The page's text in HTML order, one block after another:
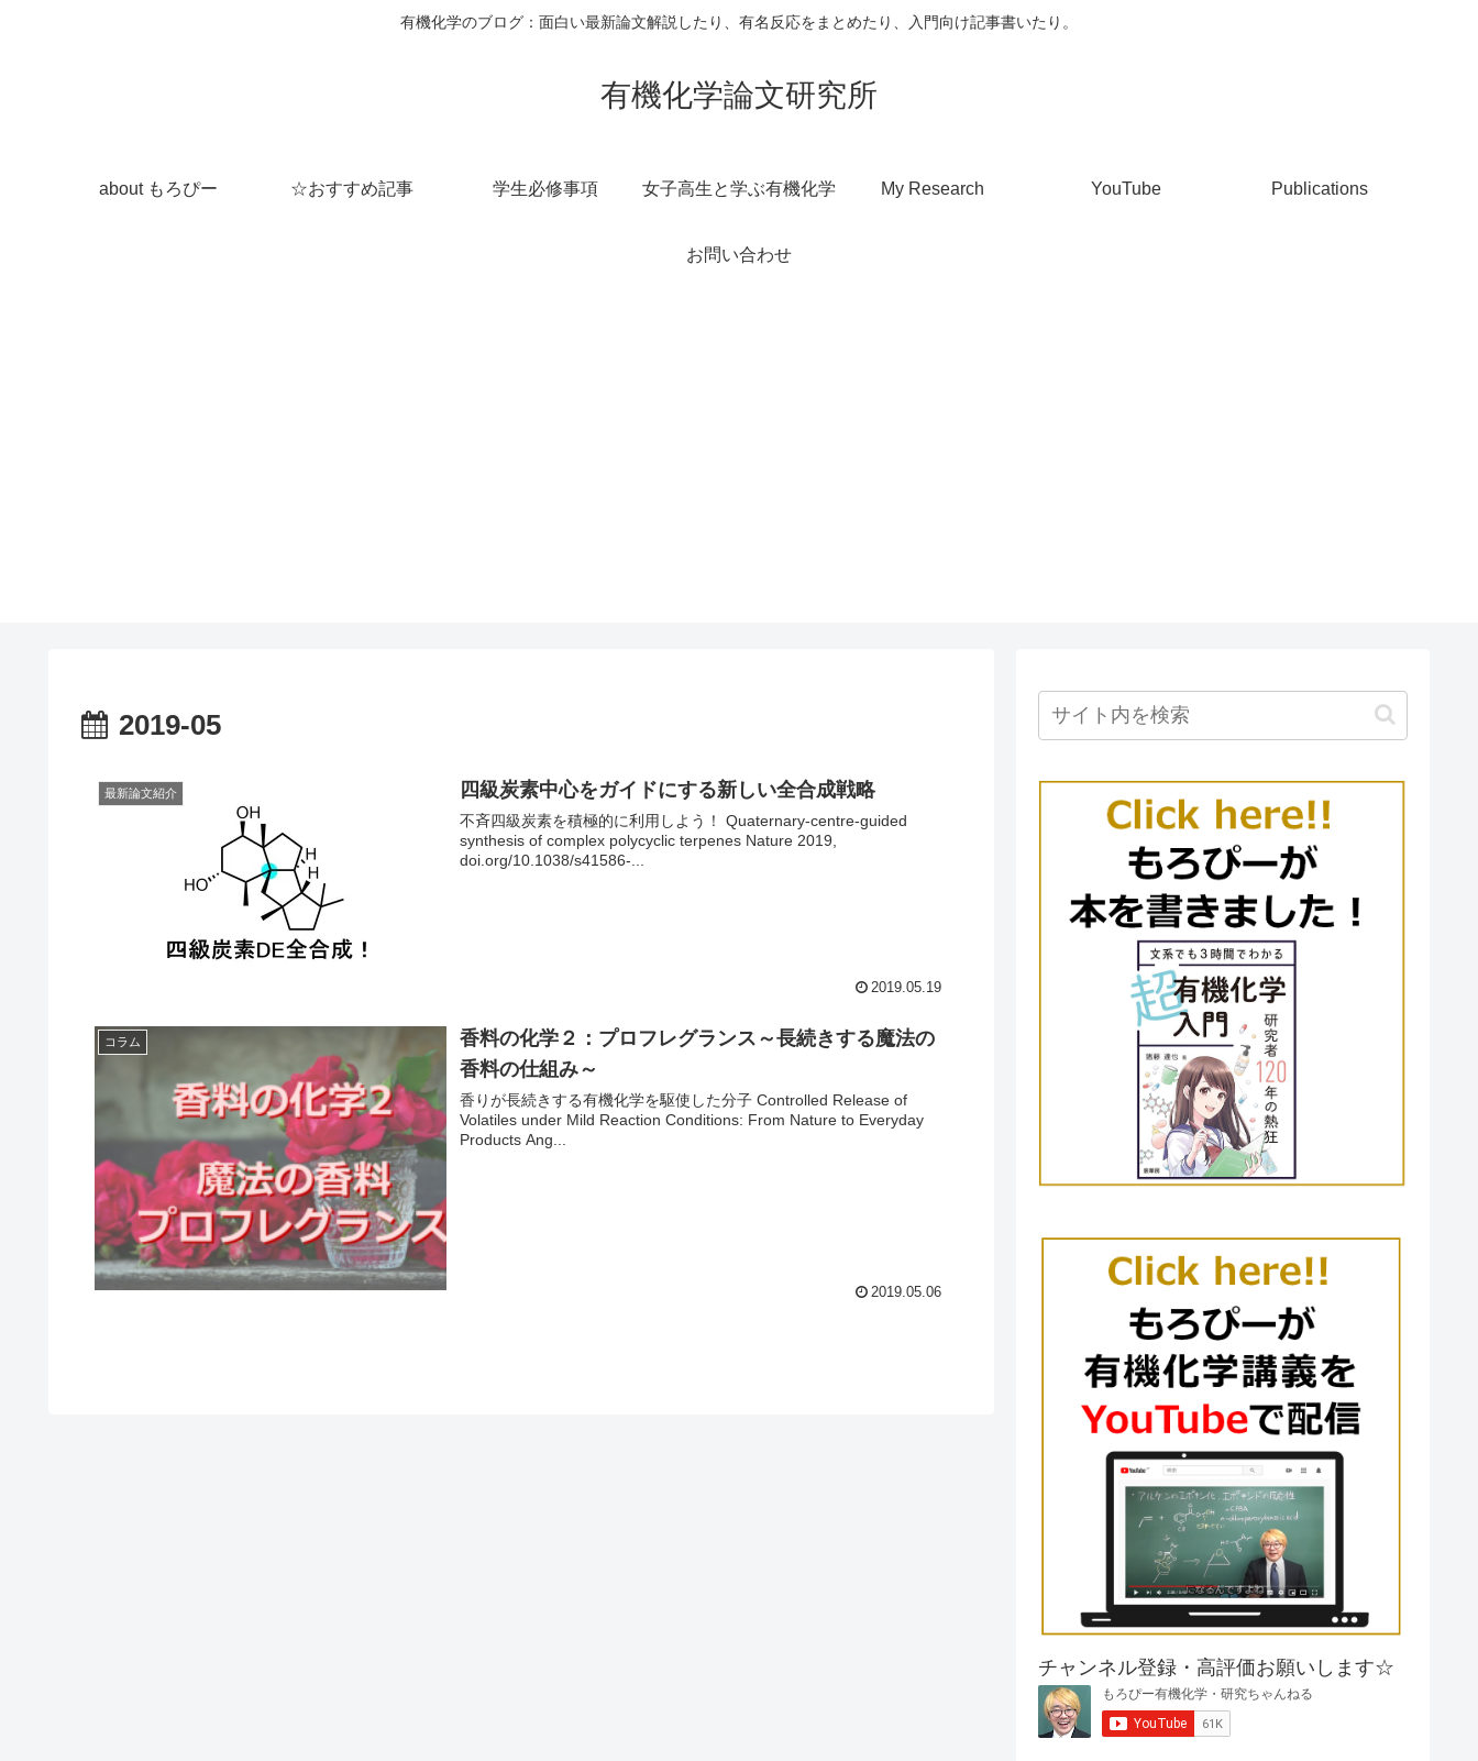
有機化学のブログ：面白い最新論文解説したり、有名反応をまとめたり、入門向け記事書いたり。
有機化学論文研究所
about もろぴー ☆おすすめ記事 学生必修事項 女子高生と学ぶ有機化学 My Research YouTube Publications
お問い合わせ
2019-05
最新論文紹介 四級炭素中心をガイドにする新しい全合成戦略
不斉四級炭素を積極的に利用しよう！ Quaternary-centre-guided
synthesis of complex polycyclic terpenes Nature 2019,
doi.org/10.1038/s41586-...
2019.05.19
コラム
香料の化学２：プロフレグランス～長続きする魔法の
香料の仕組み～
香りが長続きする有機化学を駆使した分子 Controlled Release of
Volatiles under Mild Reaction Conditions: From Nature to Everyday
Products Ang...
2019.05.06
チャンネル登録・高評価お願いします☆